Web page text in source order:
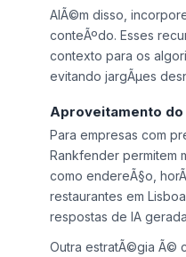
AlÃ©m disso,
conteÃºdo. Esses
contexto para os
evitando jargÃµes
Aproveitamento do
Para empresas com
Rankfender permitem
como endereÃ§o,
restaurantes em
respostas de IA
Outra estratÃ©gia Ã©